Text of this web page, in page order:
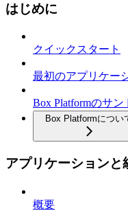
はじめに
クイックスタート
最初のアプリケー
Box Platformのサン
Box Platformについ
アプリケーションと
概要